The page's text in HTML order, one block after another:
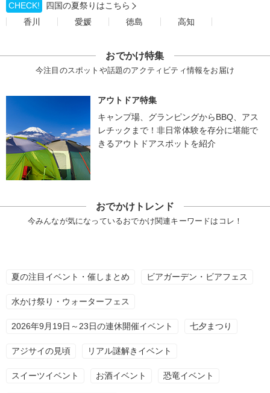
CHECK!
四国の夏祭りはこちら
香川
愛媛 徳島 高知
おでかけ特集
今注目のスポットや話題のアクティビティ情報をお届け
アウトドア特集
キャンプ場、グランピングからBBQ、アス
レチックまで！非日常体験を存分に堪能で
きるアウトドアスポットを紹介
おでかけトレンド
今みんなが気になっているおでかけ関連キーワードはコレ！
夏の注目イベント・催しまとめ ビアガーデン・ビアフェス
水かけ祭り・ウォーターフェス
2026年9月19日～23日の連休開催イベント 七夕まつり
アジサイの見頃 リアル謎解きイベント
スイーツイベント お酒イベント 恐竜イベント